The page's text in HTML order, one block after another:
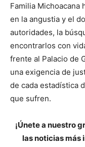
Familia Michoacana
en la angustia y el
autoridades, la
encontrarlos con
frente al Palacio de
una exigencia de
de cada estadística
que sufren.
¡Únete a nuestro
las noticias más